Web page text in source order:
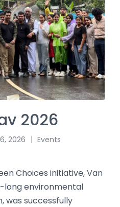
2026
2026
Events
Choices initiative, Van
long environmental
was successfully